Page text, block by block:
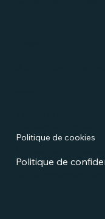
Politique de cookies
Politique de